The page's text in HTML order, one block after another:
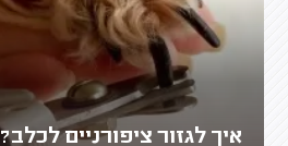
איך לגזור ציפורניים לכלב?